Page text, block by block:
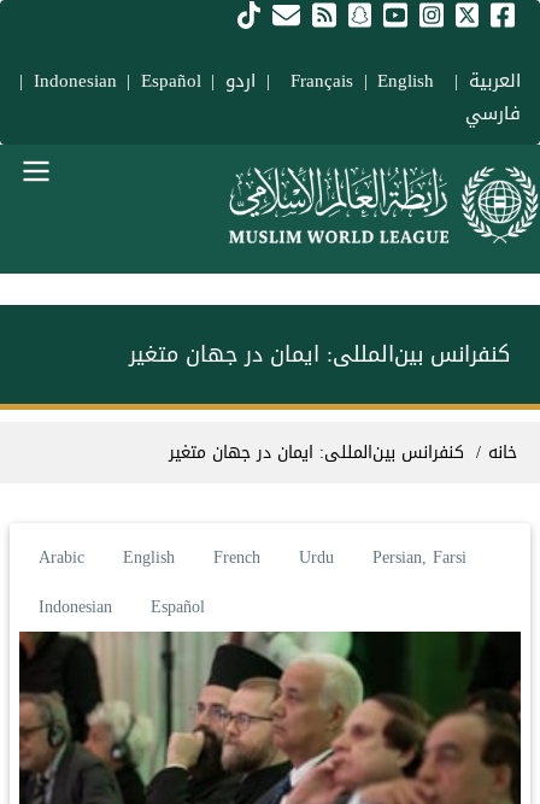
رفتن به محتوای اصلی
العربية |
|English
| اردو |
Indonesian | Español
|
فارسي
کنفرانس بین‌المللی: ایمان در جهان متغیر
مسیر راهنما
خانه کنفرانس بین‌المللی: ایمان در جهان متغیر
Arabic English French Urdu
Persian, Farsi
Indonesian
Español